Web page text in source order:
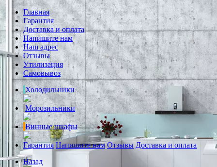
Главная
Гарантия
Доставка и оплата
Напишите нам
Наш адрес
Отзывы
Утилизация
Самовывоз
Холодильники
Морозильники
Винные шкафы
Гарантия Напишите нам Отзывы Доставка и оплата
Назад